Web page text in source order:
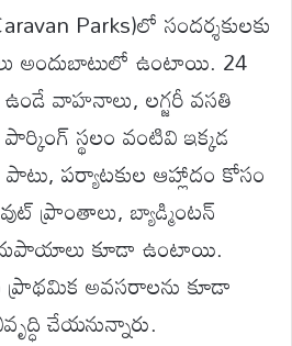
Parks)లో సందర్శకులకు
అందుబాటులో ఉంటాయి. 24
వాహనాలు, లగ్జరీ వసతి
స్థలం వంటివి ఇక్కడ
పర్యాటకుల ఆహ్లాదం కోసం
ప్రాంతాలు, బ్యాడ్మింటన్
కూడా ఉంటాయి.
ప్రాథమిక అవసరాలను కూడా
చేయనున్నారు.